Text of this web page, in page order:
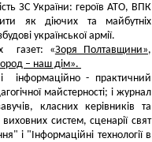
ЗС України: героїв АТО, ВПК
як діючих та майбутніх
української армії.
газет: «Зоря Полтавщини»,
– наш дім».
інформаційно - практичний
майстерності; і журнал
класних керівників та
систем, сценарії свят
і "Інформаційні технології в